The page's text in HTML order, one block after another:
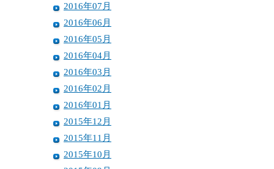
2016年07月
2016年06月
2016年05月
2016年04月
2016年03月
2016年02月
2016年01月
2015年12月
2015年11月
2015年10月